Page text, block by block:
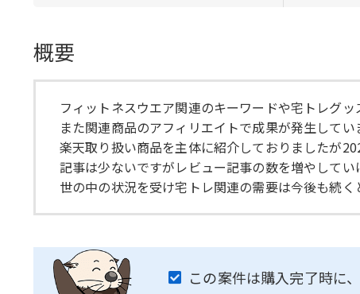
概要
フィットネスウエア関連のキーワードや宅トレグッ
また関連商品のアフィリエイトで成果が発生してい
楽天取り扱い商品を主体に紹介しておりましたが
記事は少ないですがレビュー記事の数を増やしてい
世の中の状況を受け宅トレ関連の需要は今後も続
この案件は購入完了時に、